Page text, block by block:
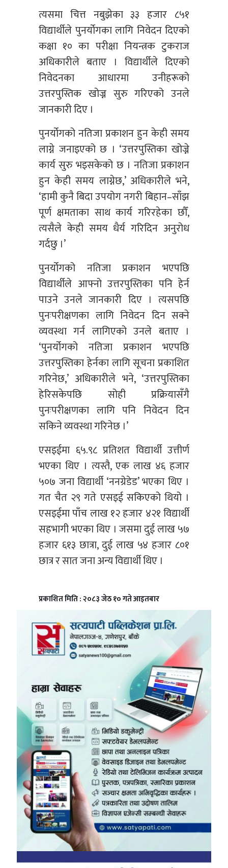
त्यसमा चित्त नबुझेका ३३ हजार ८५१
विद्यार्थीले पुनर्योगका लागि निवेदन दिएको
कक्षा १० का परीक्षा नियन्त्रक टुकराज
अधिकारीले बताए । विद्यार्थीले दिएको
निवेदनका आधारमा उनीहरूको
उत्तरपुस्तिक खोज्न सुरु गरिएको उनले
जानकारी दिए ।
पुनर्योगको नतिजा प्रकाशन हुन केही समय
लाग्ने जनाइएको छ । ‘उत्तरपुस्तिका खोज्ने
कार्य सुरु भइसकेको छ । नतिजा प्रकाशन
हुन केही समय लाग्नेछ,’ अधिकारीले भने,
‘हामी कुनै बिदा उपयोग नगरी बिहान–साँझ
पूर्ण क्षमताका साथ कार्य गरिरहेका छौँ,
त्यसैले केही समय धैर्य गरिदिन अनुरोध
गर्दछु ।’
पुनर्योगको नतिजा प्रकाशन भएपछि
विद्यार्थीले आफ्नो उत्तरपुस्तिका पनि हेर्न
पाउने उनले जानकारी दिए । त्यसपछि
पुनःपरीक्षणका लागि निवेदन दिन सक्ने
व्यवस्था गर्न लागिएको उनले बताए ।
‘पुनर्योगको नतिजा प्रकाशन भएपछि
उत्तरपुस्तिका हेर्नका लागि सूचना प्रकाशित
गरिनेछ,’ अधिकारीले भने, ‘उत्तरपुस्तिका
हेरिसकेपछि सोही प्रक्रियासँगै
पुनःपरीक्षणका लागि पनि निवेदन दिन
सकिने व्यवस्था गरिनेछ ।’
एसइईमा ६५.९८ प्रतिशत विद्यार्थी उत्तीर्ण
भएका थिए । त्यस्तै, एक लाख ४६ हजार
५०७ जना विद्यार्थी ‘ननग्रेडेड’ भएका थिए ।
गत चैत २९ गते एसइई सकिएको थियो ।
एसइईमा पाँच लाख १२ हजार ४२१ विद्यार्थी
सहभागी भएका थिए । जसमा दुई लाख ५७
हजार ६१३ छात्रा, दुई लाख ५४ हजार ८०१
छात्र र सात जना अन्य विद्यार्थी थिए ।
प्रकाशित मिति : २०८३ जेठ १० गते आइतबार